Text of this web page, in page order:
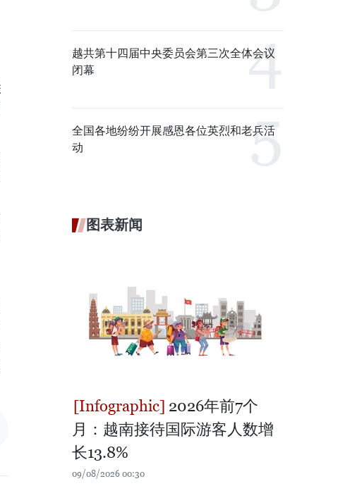
越共第十四届中央委员会第三次全体会议
闭幕
全国各地纷纷开展感恩各位英烈和老兵活
动
图表新闻
2026年前7个
月：越南接待国际游客人数增
长13.8%
09/08/2026 00:30